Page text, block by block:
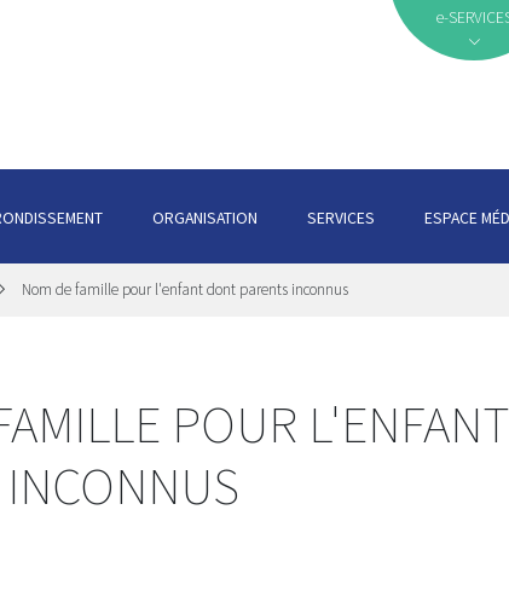
e-
ORGANISATION SERVICES ESPACE
Nom de famille pour l'enfant dont parents inconnus
POUR